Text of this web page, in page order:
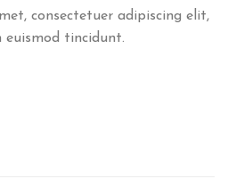
consectetuer adipiscing elit,
euismod tincidunt.